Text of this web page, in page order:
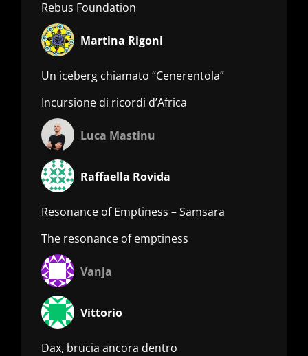
Rebus Foundation
Martina Rigoni
Un iceberg chiamato “Cenerentola”
Incursione di ricordi d’Africa
Luca Mastinu
Raffaella Rovida
Resonance of Emptiness – Samsara
The resonance of emptiness
Vanja
Vittorio
Dax, brucia ancora dentro